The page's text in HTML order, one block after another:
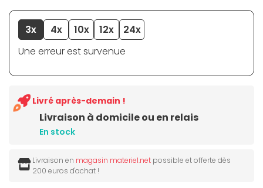
3x 4x 10x 12x
24x
Une erreur est survenue
Livraison à domicile ou en relais
En stock
Livré après-demain !
Livraison en magasin materiel.net possible et offerte dès
200 euros d'achat !